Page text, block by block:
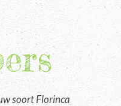
soort Florinca